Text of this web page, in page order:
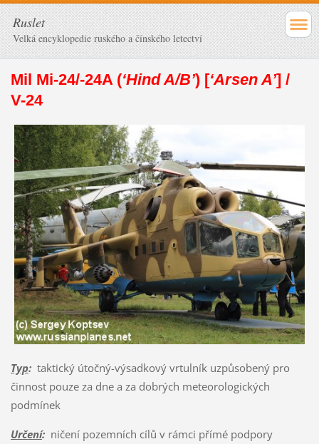
Ruslet
Velká encyklopedie ruského a čínského letectví
Mil Mi-24/-24A (‘Hind A/B’) [‘Arsen A’] /
V-24
Typ:taktický útočný-výsadkový vrtulník uzpůsobený pro
činnost pouze za dne a za dobrých meteorologických
podmínek
Určení:ničení pozemních cílů v rámci přímé podpory